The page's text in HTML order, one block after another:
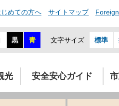
じめての方へ サイトマップ
黒 青 文字サイズ 標準
光 安全安心ガイド